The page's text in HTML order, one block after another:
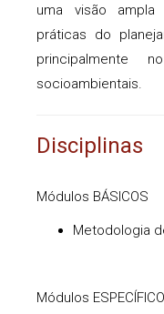
uma visão
práticas do
principalmente
socioambientais.
Disciplinas
Módulos BÁSICOS
Metodologia
Módulos